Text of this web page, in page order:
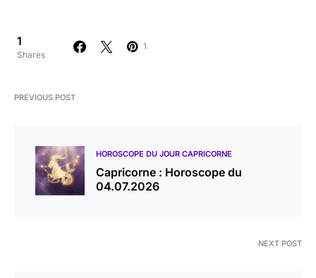
1
Shares
1
PREVIOUS POST
HOROSCOPE DU JOUR CAPRICORNE
Capricorne : Horoscope du
04.07.2026
NEXT POST